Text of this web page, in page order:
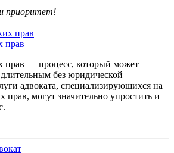
приоритет!
прав
прав — процесс, который может
без юридической
адвоката, специализирующихся на
прав, могут значительно упростить и